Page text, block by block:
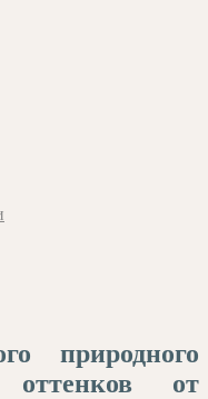
природного
оттенков от